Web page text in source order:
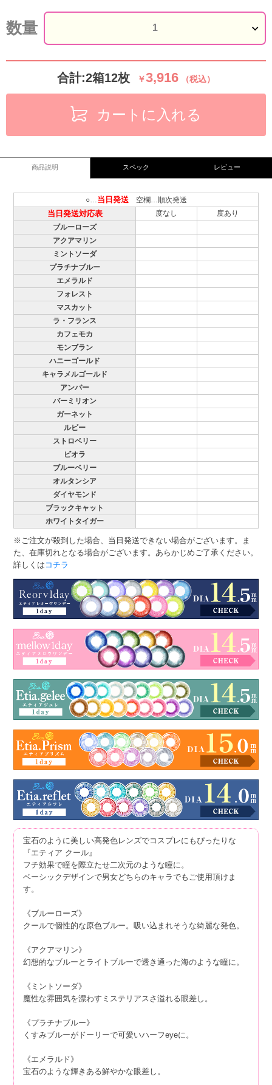
数量
合計:2箱12枚 ￥3,916 （税込）
カートに入れる
商品説明 スペック レビュー
○… 当日発送空欄…順次発送
当日発送対応表 度なし
度あり
ブルーローズ
アクアマリン
ミントソーダ
プラチナブルー
エメラルド
フォレスト
マスカット
ラ・フランス
カフェモカ
モンブラン
ハニーゴールド
キャラメルゴールド
アンバー
バーミリオン
ガーネット
ルビー
ストロベリー
ビオラ
ブルーベリー
オルタンシア
ダイヤモンド
ブラックキャット
ホワイトタイガー
※ご注文が殺到した場合、当日発送できない場合がございます。ま
た、在庫切れとなる場合がございます。あらかじめご了承ください。
詳しくは コチラ
宝石のように美しい高発色レンズでコスプレにもぴったりな
『エティア クール』
フチ効果で瞳を際立たせ二次元のような瞳に。
ベーシックデザインで男女どちらのキャラでもご使用頂けま
す。
《ブルーローズ》
クールで個性的な原色ブルー。吸い込まれそうな綺麗な発色。
《アクアマリン》
幻想的なブルーとライトブルーで透き通った海のような瞳に。
《ミントソーダ》
魔性な雰囲気を漂わすミステリアスさ溢れる眼差し。
《プラチナブルー》
くすみブルーがドーリーで可愛いハーフeyeに。
《エメラルド》
宝石のような輝きある鮮やかな眼差し。